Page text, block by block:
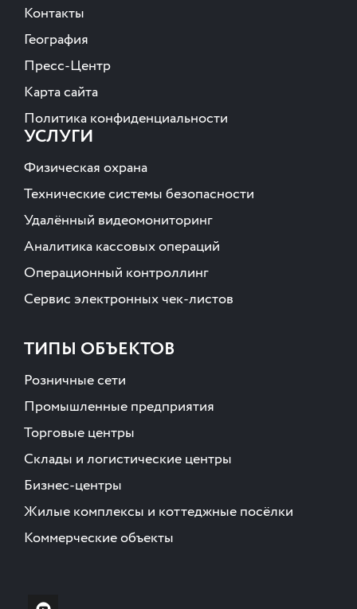
Контакты
География
Пресс-Центр
Карта сайта
Политика конфиденциальности
УСЛУГИ
Физическая охрана
Технические системы безопасности
Удалённый видеомониторинг
Аналитика кассовых операций
Операционный контроллинг
Сервис электронных чек-листов
ТИПЫ ОБЪЕКТОВ
Розничные сети
Промышленные предприятия
Торговые центры
Склады и логистические центры
Бизнес-центры
Жилые комплексы и коттеджные посёлки
Коммерческие объекты